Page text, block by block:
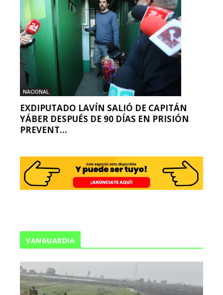
NACIONAL
EXDIPUTADO LAVÍN SALIÓ DE CAPITÁN
YÁBER DESPUÉS DE 90 DÍAS EN PRISIÓN
PREVENT...
VANGUARDIA